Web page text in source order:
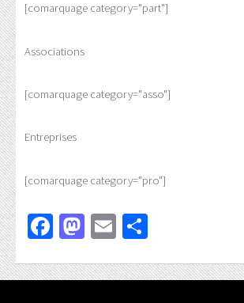
[comarquage category="part"]
Associations
[comarquage category="asso"]
Entreprises
[comarquage category="pro"]
Facebook
Mastodon
Email